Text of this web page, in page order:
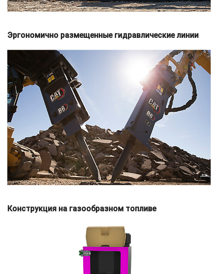
Эргономично размещенные гидравлические линии
Конструкция на газообразном топливе